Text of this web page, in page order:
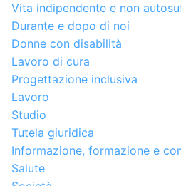
Vita indipendente e non
Durante e dopo di noi
Donne con disabilità
Lavoro di cura
Progettazione inclusiva
Lavoro
Studio
Tutela giuridica
Informazione, formazione e
Salute